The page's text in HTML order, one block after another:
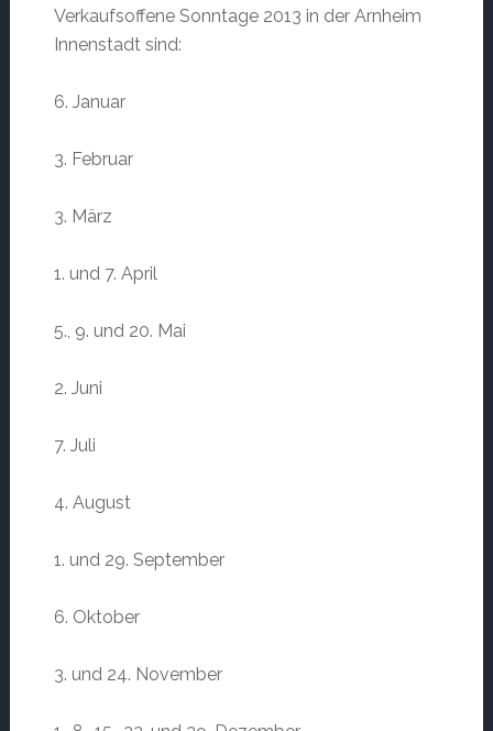
Verkaufsoffene Sonntage 2013 in der Arnheim
Innenstadt sind:
6. Januar
3. Februar
3. März
1. und 7. April
5., 9. und 20. Mai
2. Juni
7. Juli
4. August
1. und 29. September
6. Oktober
3. und 24. November